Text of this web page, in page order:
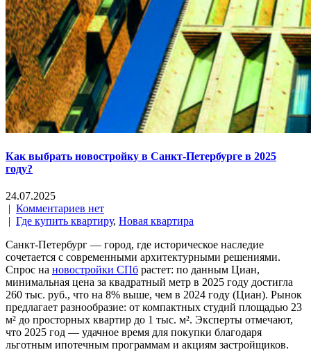
Как выбрать новостройку в Санкт-Петербурге в 2025
году?
24.07.2025
| Комментариев нет
| Где купить квартиру, Новая квартира
Санкт-Петербург — город, где историческое наследие
сочетается с современными архитектурными решениями.
Спрос на новостройки СПб растет: по данным Циан,
минимальная цена за квадратный метр в 2025 году достигла
260 тыс. руб., что на 8% выше, чем в 2024 году (Циан). Рынок
предлагает разнообразие: от компактных студий площадью 23
м² до просторных квартир до 1 тыс. м². Эксперты отмечают,
что 2025 год — удачное время для покупки благодаря
льготным ипотечным программам и акциям застройщиков.